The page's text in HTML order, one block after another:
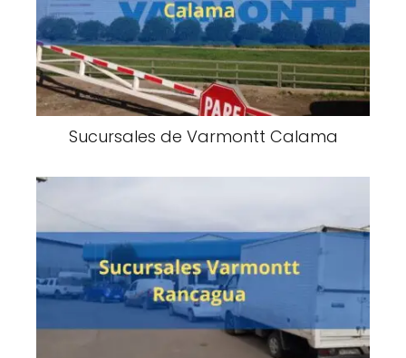
Sucursales de Varmontt Calama